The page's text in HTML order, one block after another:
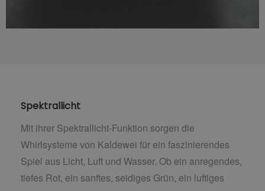
Spektrallicht
Mit ihrer Spektrallicht-Funktion sorgen die
Whirlsysteme von Kaldewei für ein faszinierendes
Spiel aus Licht, Luft und Wasser. Ob ein anregendes,
tiefes Rot, ein sanftes, seidiges Grün, ein luftiges